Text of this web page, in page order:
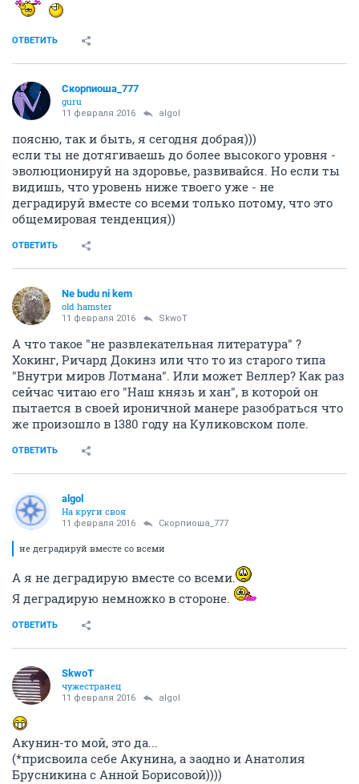
ОТВЕТИТЬ
Скорпиоша_777
guru
11 февраля 2016 аlgоl
поясню, так и быть, я сегодня добрая)))
если ты не дотягиваешь до более высокого уровня -
эволюционируй на здоровье, развивайся. Но если ты
видишь, что уровень ниже твоего уже - не
деградируй вместе со всеми только потому, что это
общемировая тенденция))
ОТВЕТИТЬ
Ne budu ni kem
old hamster
11 февраля 2016 SkwоT
А что такое "не развлекательная литература" ?
Хокинг, Ричард Докинз или что то из старого типа
"Внутри миров Лотмана". Или может Веллер? Как раз
сейчас читаю его "Наш князь и хан", в которой он
пытается в своей ироничной манере разобраться что
же произошло в 1380 году на Куликовском поле.
ОТВЕТИТЬ
аlgоl
На круги своя
11 февраля 2016 Скорпиоша_777
не деградируй вместе со всеми
А я не деградирую вместе со всеми.
Я деградирую немножко в стороне.
ОТВЕТИТЬ
SkwоT
чужестранец
11 февраля 2016 аlgоl
Акунин-то мой, это да...
(*присвоила себе Акунина, а заодно и Анатолия
Брусникина с Анной Борисовой))))